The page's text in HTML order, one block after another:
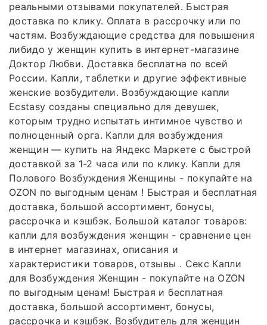
реальными отзывами покупателей. Быстрая
доставка по клику. Оплата в рассрочку или по
частям. Возбуждающие средства для повышения
либидо у женщин купить в интернет-магазине
Доктор Любви. Доставка бесплатна по всей
России. Капли, таблетки и другие эффективные
женские возбудители. Возбуждающие капли
Ecstasy созданы специально для девушек,
которым трудно испытать интимное чувство и
полноценный орга. Капли для возбуждения
женщин — купить на Яндекс Маркете с быстрой
доставкой за 1-2 часа или по клику. Капли для
Полового Возбуждения Женщины - покупайте на
OZON по выгодным ценам ! Быстрая и бесплатная
доставка, большой ассортимент, бонусы,
рассрочка и кэшбэк. Большой каталог товаров:
капли для возбуждения женщин - сравнение цен
в интернет магазинах, описания и
характеристики товаров, отзывы . Секс Капли
для Возбуждения Женщин - покупайте на OZON
по выгодным ценам! Быстрая и бесплатная
доставка, большой ассортимент, бонусы,
рассрочка и кэшбэк. Возбудитель для женщин